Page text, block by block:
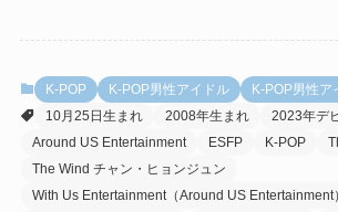
K-POP K-POP男性アイドル
K-POP男性ア
10月25日生まれ
2008年生まれ
2023年デ
Around US Entertainment
ESFP K-POP
The Wind チャン・ヒョンジュン
With Us Entertainment（Around US Entertainment）